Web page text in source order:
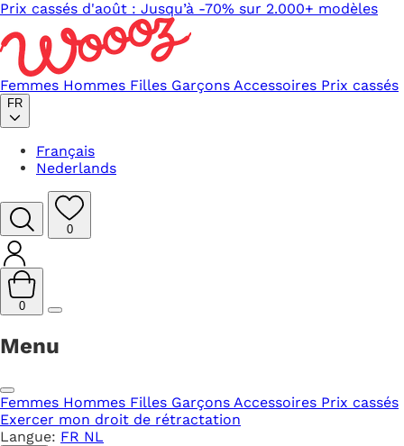
Prix cassés d'août : Jusqu’à -70% sur 2.000+ modèles
Femmes Hommes Filles Garçons Accessoires Prix cassés
FR
Français
Nederlands
0
0
Menu
Femmes Hommes Filles Garçons Accessoires Prix cassés
Exercer mon droit de rétractation
Langue: FR NL